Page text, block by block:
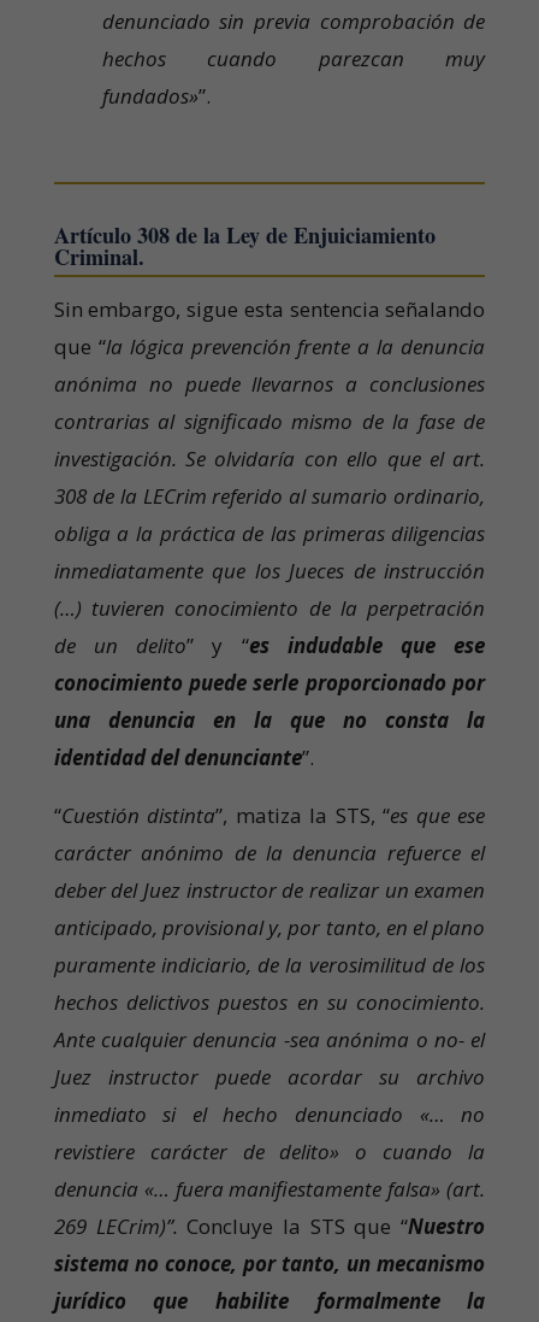
denunciado sin previa comprobación de
hechos cuando parezcan muy
fundados»”.
Artículo 308 de la Ley de Enjuiciamiento
Criminal.
Sin embargo, sigue esta sentencia señalando
que “la lógica prevención frente a la denuncia
anónima no puede llevarnos a conclusiones
contrarias al significado mismo de la fase de
investigación. Se olvidaría con ello que el art.
308 de la LECrim referido al sumario ordinario,
obliga a la práctica de las primeras diligencias
inmediatamente que los Jueces de instrucción
(…) tuvieren conocimiento de la perpetración
de un delito” y “es indudable que ese
conocimiento puede serle proporcionado por
una denuncia en la que no consta la
identidad del denunciante”.
“Cuestión distinta”, matiza la STS, “es que ese
carácter anónimo de la denuncia refuerce el
deber del Juez instructor de realizar un examen
anticipado, provisional y, por tanto, en el plano
puramente indiciario, de la verosimilitud de los
hechos delictivos puestos en su conocimiento.
Ante cualquier denuncia -sea anónima o no- el
Juez instructor puede acordar su archivo
inmediato si el hecho denunciado «… no
revistiere carácter de delito» o cuando la
denuncia «… fuera manifiestamente falsa» (art.
269 LECrim)”. Concluye la STS que “Nuestro
sistema no conoce, por tanto, un mecanismo
jurídico que habilite formalmente la